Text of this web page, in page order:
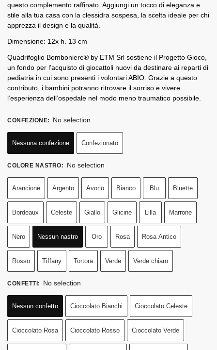
questo complemento raffinato. Aggiungi un tocco di eleganza e
stile alla tua casa con la clessidra sospesa, la scelta ideale per chi
apprezza il design e la qualità.
Dimensione: 12x h. 13 cm
Quadrifoglio Bomboniere® by ETM Srl sostiene il Progetto Gioco,
un fondo per l’acquisto di giocattoli nuovi da destinare ai reparti di
pediatria in cui sono presenti i volontari ABIO. Grazie a questo
contributo, i bambini potranno ritrovare il sorriso e vivere
l’esperienza dell’ospedale nel modo meno traumatico possibile.
CONFEZIONE: No selection
Nessuna confezione Confezionato
COLORE NASTRO: No selection
Arancione Argento Avorio Bianco Blu Bluette
Bordeaux Celeste Giallo Glicine Lilla Marrone
Nero Nessun nastro Oro Rosa Rosa Antico
Rosso Tiffany Tortora Verde Verde chiaro
CONFETTI: No selection
Nessun confetto Cioccolato Bianchi Cioccolato Celeste
Cioccolato Rosa Cioccolato Rosso Cioccolato Verde